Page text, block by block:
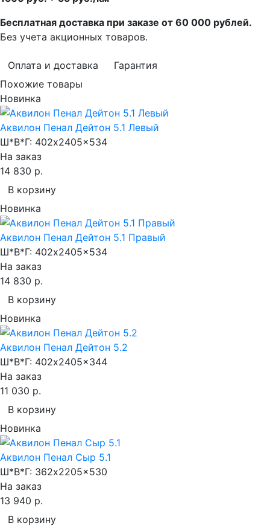
Бесплатная доставка при заказе от 60 000 рублей.
Без учета акционных товаров.
Оплата и доставка
Гарантия
Похожие товары
Новинка
Аквилон Пенал Дейтон 5.1 Левый
Ш*В*Г: 402x2405x534
На заказ
14 830 р.
В корзину
Новинка
Аквилон Пенал Дейтон 5.1 Правый
Ш*В*Г: 402x2405x534
На заказ
14 830 р.
В корзину
Новинка
Аквилон Пенал Дейтон 5.2
Ш*В*Г: 402x2405x344
На заказ
11 030 р.
В корзину
Новинка
Аквилон Пенал Сыр 5.1
Ш*В*Г: 362x2205x530
На заказ
13 940 р.
В корзину